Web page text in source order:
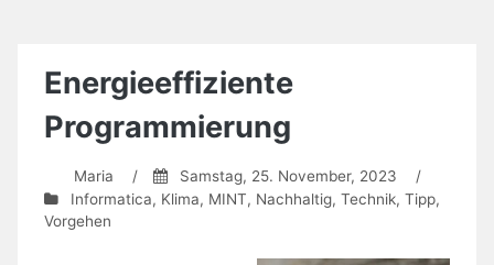
Energieeffiziente
Programmierung
Maria / Samstag, 25. November, 2023
/
Informatica, Klima, MINT, Nachhaltig, Technik, Tipp,
Vorgehen